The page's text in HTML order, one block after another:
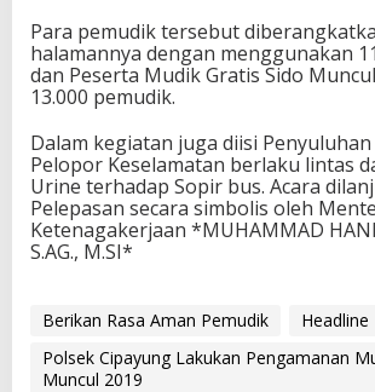
Para pemudik tersebut
halamannya dengan menggunakan
dan Peserta Mudik Gratis Sido
13.000 pemudik.
Dalam kegiatan juga diisi Penyuluhan
Pelopor Keselamatan berlaku lintas
Urine terhadap Sopir bus. Acara
Pelepasan secara simbolis oleh
Ketenagakerjaan *MUHAMMAD
S.AG., M.SI*
Berikan Rasa Aman Pemudik
Headline
Polsek Cipayung Lakukan Pengamanan
Muncul 2019